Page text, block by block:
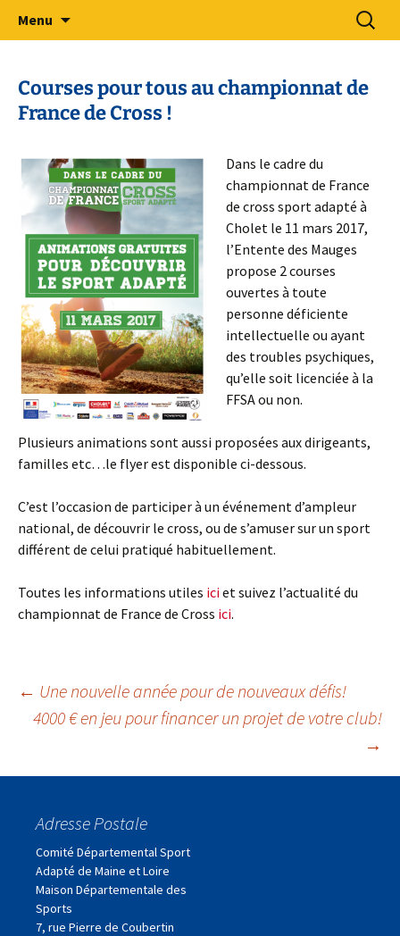
Comité Départemental Sport
Adapté 49
Sport Adapté 49
Menu
Courses pour tous au championnat de
France de Cross !
Dans le cadre du
championnat de France
de cross sport adapté à
Cholet le 11 mars 2017,
l’Entente des Mauges
propose 2 courses
ouvertes à toute
personne déficiente
intellectuelle ou ayant
des troubles psychiques,
qu’elle soit licenciée à la
FFSA ou non.
Plusieurs animations sont aussi proposées aux dirigeants,
familles etc…le flyer est disponible ci-dessous.
C’est l’occasion de participer à un événement d’ampleur
national, de découvrir le cross, ou de s’amuser sur un sport
différent de celui pratiqué habituellement.
Toutes les informations utiles iciet suivez l’actualité du
championnat de France de Cross ici.
Navigation
articles
← Une nouvelle année pour de nouveaux défis!
4000 € en jeu pour financer un projet de votre club!
→
Adresse Postale
Comité Départemental Sport
Adapté de Maine et Loire
Maison Départementale des
Sports
7, rue Pierre de Coubertin